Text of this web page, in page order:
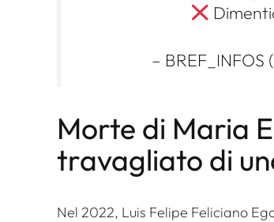
– BREF_INFOS
Morte di Maria
travagliato di
Nel 2022, Luis Felipe Feliciano